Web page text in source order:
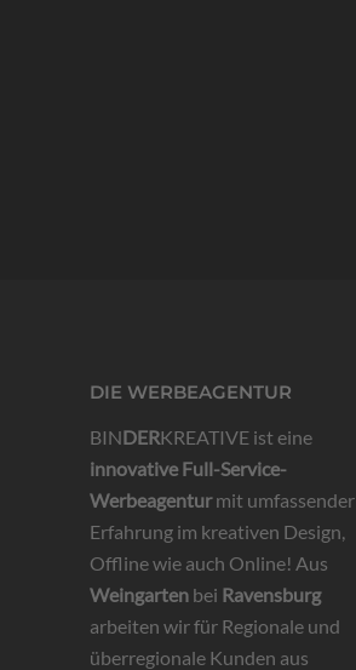
DIE WERBEAGENTUR
BINDERKREATIVE ist eine
innovative Full-Service-
Werbeagenturmit umfassender
Erfahrung im kreativen Design,
Offline wie auch Online! Aus
Weingarten bei Ravensburg
arbeiten wir für Regionale und
überregionale Kunden aus